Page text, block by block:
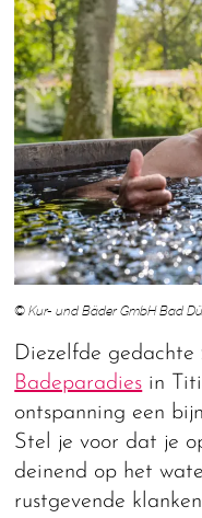
© Kur- und Bäder GmbH Bad
Diezelfde
Badeparadies in
ontspanning een
Stel je voor dat je
deinend op het
rustgevende